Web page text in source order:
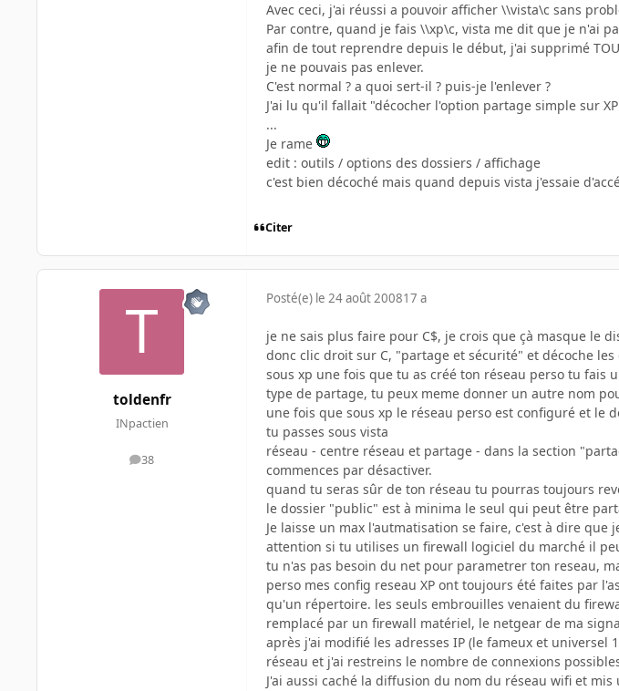
Avec ceci, j'ai réussi a pouvoir afficher \\vista\c sans
Par contre, quand je fais \\xp\c, vista me dit que je n'ai
afin de tout reprendre depuis le début, j'ai supprimé
je ne pouvais pas enlever.
C'est normal ? a quoi sert-il ? puis-je l'enlever ?
J'ai lu qu'il fallait "décocher l'option partage simple sur
...
Je rame
edit : outils / options des dossiers / affichage
c'est bien décoché mais quand depuis vista j'essaie
Citer
toldenfr
INpactien
38
messages
Posté(e) le 24 août 200817 a
je ne sais plus faire pour C$, je crois que çà masque le
donc clic droit sur C, "partage et sécurité" et décoche les
sous xp une fois que tu as créé ton réseau perso tu
type de partage, tu peux meme donner un autre nom
une fois que sous xp le réseau perso est configuré et le
tu passes sous vista
réseau - centre réseau et partage - dans la section
commences par désactiver.
quand tu seras sûr de ton réseau tu pourras toujours
le dossier "public" est à minima le seul qui peut être
Je laisse un max l'autmatisation se faire, c'est à dire que
attention si tu utilises un firewall logiciel du marché il
tu n'as pas besoin du net pour parametrer ton reseau,
perso mes config reseau XP ont toujours été faites par
qu'un répertoire. les seuls embrouilles venaient du
remplacé par un firewall matériel, le netgear de ma
après j'ai modifié les adresses IP (le fameux et universel
réseau et j'ai restreins le nombre de connexions
J'ai aussi caché la diffusion du nom du réseau wifi et mis